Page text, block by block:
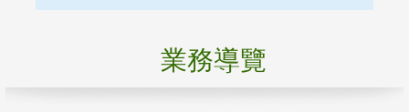
業務導覽